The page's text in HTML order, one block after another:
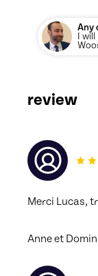
Any
I
review
Merci Lucas,
Anne et